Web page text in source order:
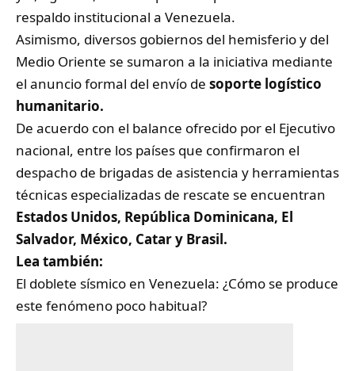
respaldo institucional a Venezuela.
Asimismo, diversos gobiernos del hemisferio y del
Medio Oriente se sumaron a la iniciativa mediante
el anuncio formal del envío de soporte logístico
humanitario.
De acuerdo con el balance ofrecido por el Ejecutivo
nacional, entre los países que confirmaron el
despacho de brigadas de asistencia y herramientas
técnicas especializadas de rescate se encuentran
Estados Unidos, República Dominicana, El
Salvador, México, Catar y Brasil.
Lea también:
El doblete sísmico en Venezuela: ¿Cómo se produce
este fenómeno poco habitual?